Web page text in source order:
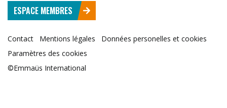
ESPACE MEMBRES
Contact Mentions légales
Données personelles et cookies
Paramètres des cookies
©Emmaüs International